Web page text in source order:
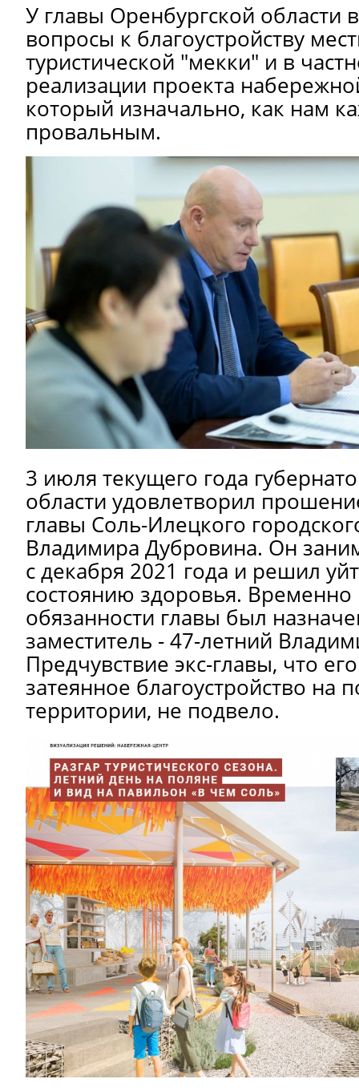
У главы Оренбургской области
вопросы к благоустройству
туристической "мекки" и в
реализации проекта
который изначально, как нам
провальным.
3 июля текущего года
области удовлетворил
главы Соль-Илецкого
Владимира Дубровина. Он
с декабря 2021 года и решил
состоянию здоровья. Временно
обязанности главы был
заместитель - 47-летний
Предчувствие экс-главы, что
затеянное благоустройство на
территории, не подвело.